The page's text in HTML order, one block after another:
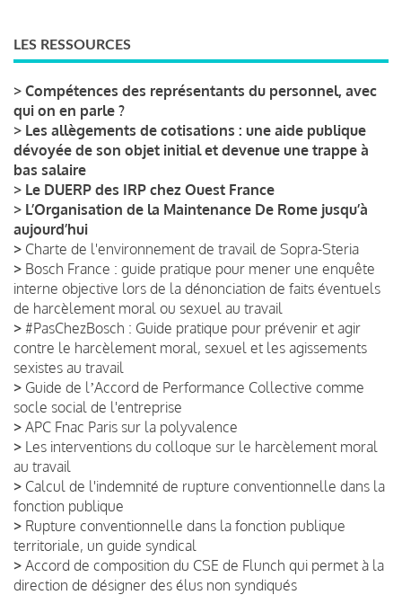
LES RESSOURCES
> Compétences des représentants du personnel, avec
qui on en parle ?
> Les allègements de cotisations : une aide publique
dévoyée de son objet initial et devenue une trappe à
bas salaire
> Le DUERP des IRP chez Ouest France
> L’Organisation de la Maintenance De Rome jusqu’à
aujourd’hui
> Charte de l'environnement de travail de Sopra-Steria
> Bosch France : guide pratique pour mener une enquête
interne objective lors de la dénonciation de faits éventuels
de harcèlement moral ou sexuel au travail
> #PasChezBosch : Guide pratique pour prévenir et agir
contre le harcèlement moral, sexuel et les agissements
sexistes au travail
> Guide de lʼAccord de Performance Collective comme
socle social de l'entreprise
> APC Fnac Paris sur la polyvalence
> Les interventions du colloque sur le harcèlement moral
au travail
> Calcul de l'indemnité de rupture conventionnelle dans la
fonction publique
> Rupture conventionnelle dans la fonction publique
territoriale, un guide syndical
> Accord de composition du CSE de Flunch qui permet à la
direction de désigner des élus non syndiqués